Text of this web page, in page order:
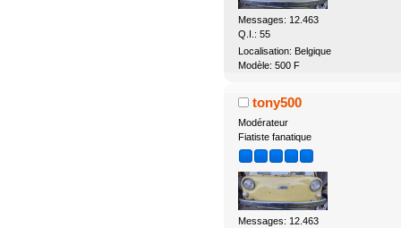
Messages: 12.463
Q.I.: 55
Localisation: Belgique
Modèle: 500 F
tony500
Modérateur
Fiatiste fanatique
Messages: 12.463